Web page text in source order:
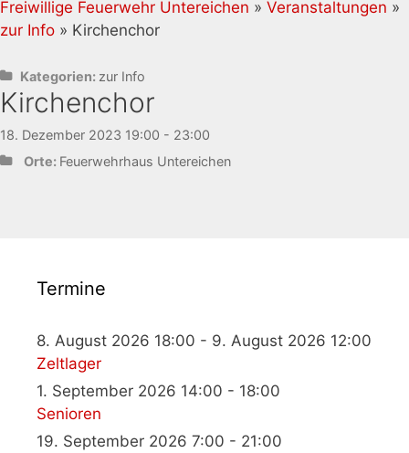
Freiwillige Feuerwehr Untereichen » Veranstaltungen »
zur Info » Kirchenchor
Kategorien: zur Info
Kirchenchor
18. Dezember 2023 19:00 - 23:00
Orte: Feuerwehrhaus Untereichen
Termine
8. August 2026 18:00 - 9. August 2026 12:00
Zeltlager
1. September 2026 14:00 - 18:00
Senioren
19. September 2026 7:00 - 21:00